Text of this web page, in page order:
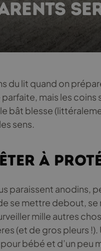
du lit quand on
mais les coins
bât blesse
sens.
à
paraissent anodins,
se mettre debout, se
mille autres
(et de gros pleurs
bébé et d’un peu